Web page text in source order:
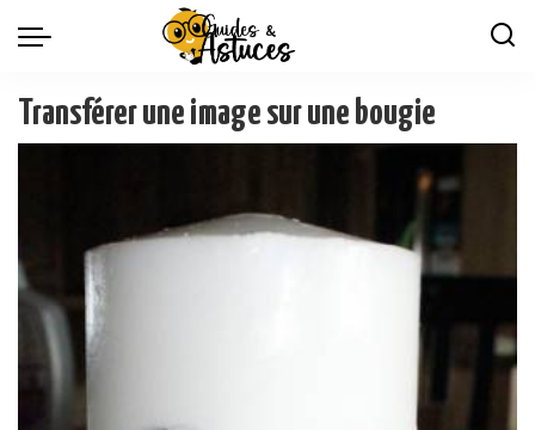
Transférer une image sur une bougie